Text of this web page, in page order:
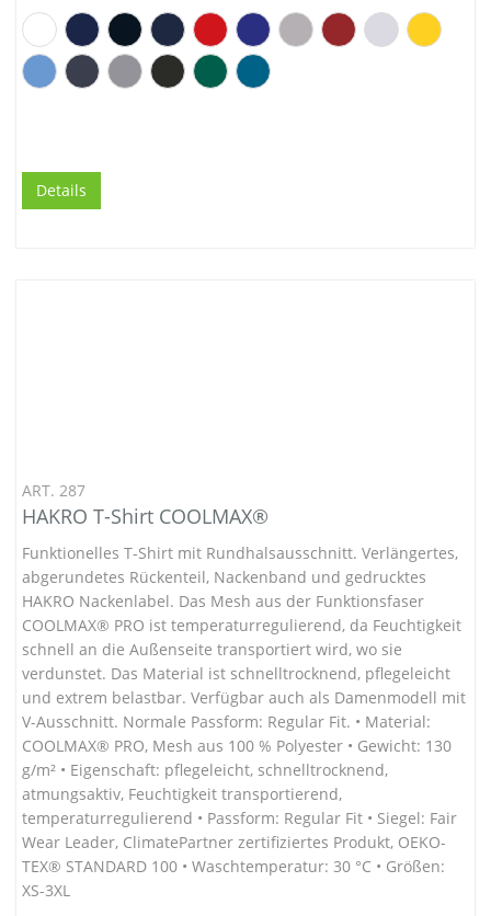
Details
ART. 287
HAKRO T-Shirt COOLMAX®
Funktionelles T-Shirt mit Rundhalsausschnitt. Verlängertes,
abgerundetes Rückenteil, Nackenband und gedrucktes
HAKRO Nackenlabel. Das Mesh aus der Funktionsfaser
COOLMAX® PRO ist temperaturregulierend, da Feuchtigkeit
schnell an die Außenseite transportiert wird, wo sie
verdunstet. Das Material ist schnelltrocknend, pflegeleicht
und extrem belastbar. Verfügbar auch als Damenmodell mit
V-Ausschnitt. Normale Passform: Regular Fit. • Material:
COOLMAX® PRO, Mesh aus 100 % Polyester • Gewicht: 130
g/m² • Eigenschaft: pflegeleicht, schnelltrocknend,
atmungsaktiv, Feuchtigkeit transportierend,
temperaturregulierend • Passform: Regular Fit • Siegel: Fair
Wear Leader, ClimatePartner zertifiziertes Produkt, OEKO-
TEX® STANDARD 100 • Waschtemperatur: 30 °C • Größen:
XS-3XL